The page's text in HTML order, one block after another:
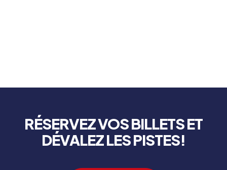
RÉSERVEZ VOS BILLETS ET
DÉVALEZ LES PISTES!